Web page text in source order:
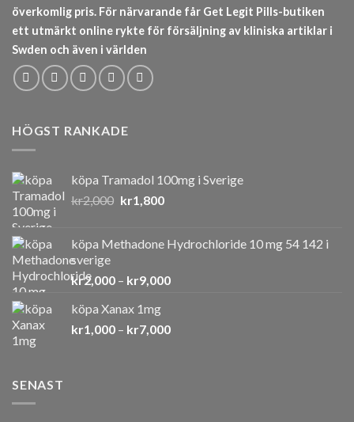
överkomlig pris. För närvarande får Get Legit Pills-butiken
ett utmärkt online rykte för försäljning av kliniska artiklar i
Swden och även i världen
HÖGST RANKADE
köpa Tramadol 100mg i Sverige
kr2,000 Det
var:
kr1,800Det
är:
köpa Methadone Hydrochloride 10 mg 54 142 i
sverige
kr2,000 – kr9,000Prisintervall:
kr9,000
köpa Xanax 1mg
kr1,000 – kr7,000Prisintervall:
SENAST